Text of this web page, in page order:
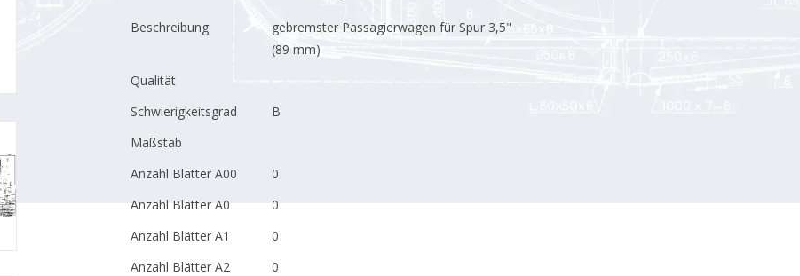
Beschreibung
gebremster Passagierwagen für Spur 3,5"
(89 mm)
Qualität
Schwierigkeitsgrad
B
Maßstab
Anzahl Blätter A00
0
Anzahl Blätter A0
0
Anzahl Blätter A1
0
Anzahl Blätter A2
0